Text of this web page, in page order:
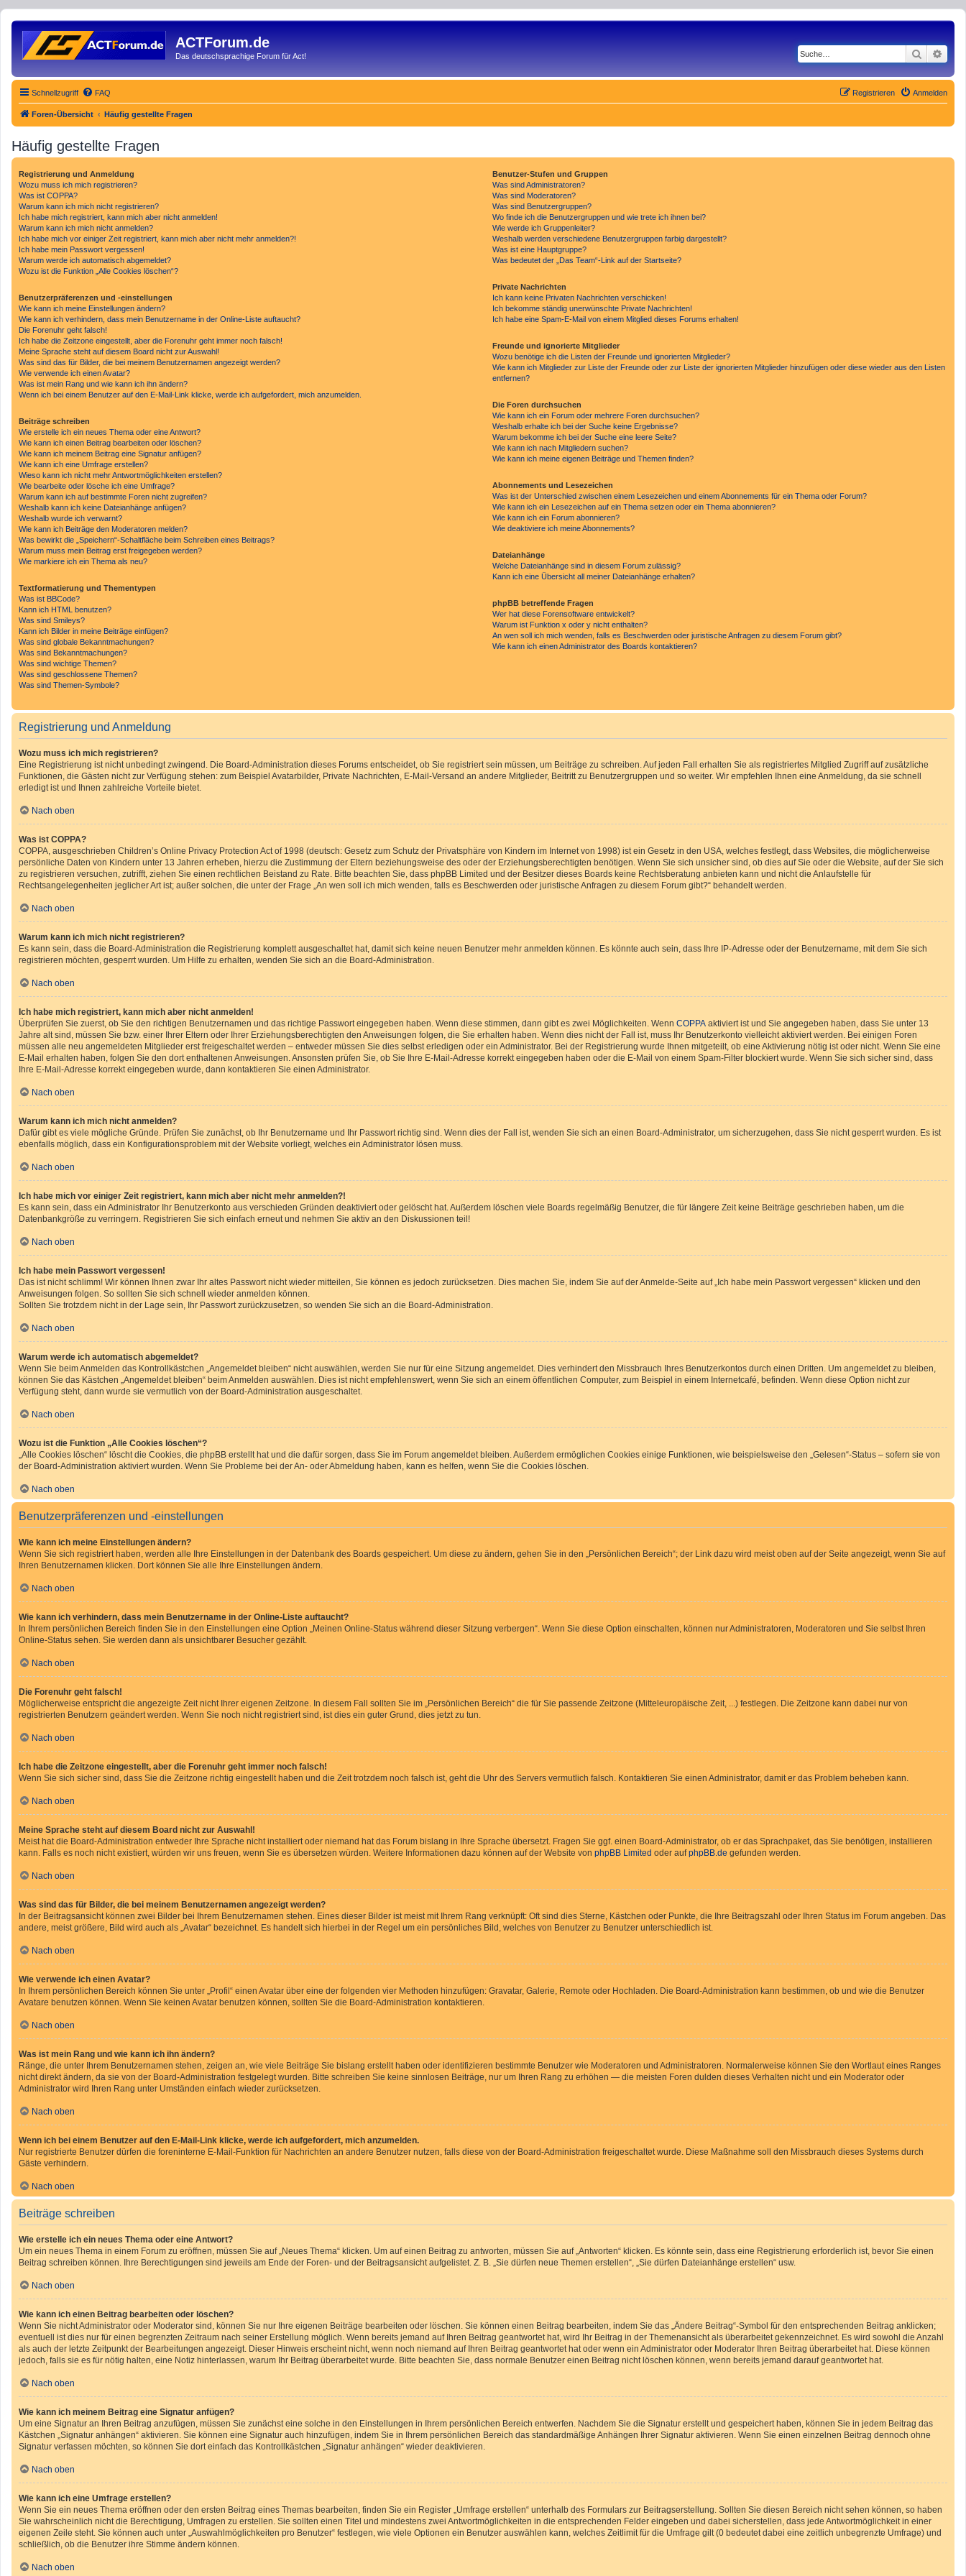
ACTForum.de
Das deutschsprachige Forum für Act! Suche
Schnellzugriff FAQ Anmelden
Registrieren
Foren-Übersicht Häufig gestellte Fragen
Häufig gestellte Fragen
Registrierung und Anmeldung
Wozu muss ich mich registrieren?
Was ist COPPA?
Warum kann ich mich nicht registrieren?
Ich habe mich registriert, kann mich aber nicht anmelden!
Warum kann ich mich nicht anmelden?
Ich habe mich vor einiger Zeit registriert, kann mich aber nicht mehr anmelden?!
Ich habe mein Passwort vergessen!
Warum werde ich automatisch abgemeldet?
Wozu ist die Funktion „Alle Cookies löschen“?
Benutzerpräferenzen und -einstellungen
Wie kann ich meine Einstellungen ändern?
Wie kann ich verhindern, dass mein Benutzername in der Online-Liste auftaucht?
Die Forenuhr geht falsch!
Ich habe die Zeitzone eingestellt, aber die Forenuhr geht immer noch falsch!
Meine Sprache steht auf diesem Board nicht zur Auswahl!
Was sind das für Bilder, die bei meinem Benutzernamen angezeigt werden?
Wie verwende ich einen Avatar?
Was ist mein Rang und wie kann ich ihn ändern?
Wenn ich bei einem Benutzer auf den E-Mail-Link klicke, werde ich aufgefordert, mich anzumelden.
Beiträge schreiben
Wie erstelle ich ein neues Thema oder eine Antwort?
Wie kann ich einen Beitrag bearbeiten oder löschen?
Wie kann ich meinem Beitrag eine Signatur anfügen?
Wie kann ich eine Umfrage erstellen?
Wieso kann ich nicht mehr Antwortmöglichkeiten erstellen?
Wie bearbeite oder lösche ich eine Umfrage?
Warum kann ich auf bestimmte Foren nicht zugreifen?
Weshalb kann ich keine Dateianhänge anfügen?
Weshalb wurde ich verwarnt?
Wie kann ich Beiträge den Moderatoren melden?
Was bewirkt die „Speichern“-Schaltfläche beim Schreiben eines Beitrags?
Warum muss mein Beitrag erst freigegeben werden?
Wie markiere ich ein Thema als neu?
Textformatierung und Thementypen
Was ist BBCode?
Kann ich HTML benutzen?
Was sind Smileys?
Kann ich Bilder in meine Beiträge einfügen?
Was sind globale Bekanntmachungen?
Was sind Bekanntmachungen?
Was sind wichtige Themen?
Was sind geschlossene Themen?
Was sind Themen-Symbole?
Benutzer-Stufen und Gruppen
Was sind Administratoren?
Was sind Moderatoren?
Was sind Benutzergruppen?
Wo finde ich die Benutzergruppen und wie trete ich ihnen bei?
Wie werde ich Gruppenleiter?
Weshalb werden verschiedene Benutzergruppen farbig dargestellt?
Was ist eine Hauptgruppe?
Was bedeutet der „Das Team“-Link auf der Startseite?
Private Nachrichten
Ich kann keine Privaten Nachrichten verschicken!
Ich bekomme ständig unerwünschte Private Nachrichten!
Ich habe eine Spam-E-Mail von einem Mitglied dieses Forums erhalten!
Freunde und ignorierte Mitglieder
Wozu benötige ich die Listen der Freunde und ignorierten Mitglieder?
Wie kann ich Mitglieder zur Liste der Freunde oder zur Liste der ignorierten Mitglieder hinzufügen oder diese wieder aus den Listen
entfernen?
Die Foren durchsuchen
Wie kann ich ein Forum oder mehrere Foren durchsuchen?
Weshalb erhalte ich bei der Suche keine Ergebnisse?
Warum bekomme ich bei der Suche eine leere Seite?
Wie kann ich nach Mitgliedern suchen?
Wie kann ich meine eigenen Beiträge und Themen finden?
Abonnements und Lesezeichen
Was ist der Unterschied zwischen einem Lesezeichen und einem Abonnements für ein Thema oder Forum?
Wie kann ich ein Lesezeichen auf ein Thema setzen oder ein Thema abonnieren?
Wie kann ich ein Forum abonnieren?
Wie deaktiviere ich meine Abonnements?
Dateianhänge
Welche Dateianhänge sind in diesem Forum zulässig?
Kann ich eine Übersicht all meiner Dateianhänge erhalten?
phpBB betreffende Fragen
Wer hat diese Forensoftware entwickelt?
Warum ist Funktion x oder y nicht enthalten?
An wen soll ich mich wenden, falls es Beschwerden oder juristische Anfragen zu diesem Forum gibt?
Wie kann ich einen Administrator des Boards kontaktieren?
Registrierung und Anmeldung
Wozu muss ich mich registrieren?
Eine Registrierung ist nicht unbedingt zwingend. Die Board-Administration dieses Forums entscheidet, ob Sie registriert sein müssen, um Beiträge zu schreiben. Auf jeden Fall erhalten Sie als registriertes Mitglied Zugriff auf zusätzliche
Funktionen, die Gästen nicht zur Verfügung stehen: zum Beispiel Avatarbilder, Private Nachrichten, E-Mail-Versand an andere Mitglieder, Beitritt zu Benutzergruppen und so weiter. Wir empfehlen Ihnen eine Anmeldung, da sie schnell
erledigt ist und Ihnen zahlreiche Vorteile bietet.
Nach oben
Was ist COPPA?
COPPA, ausgeschrieben Children’s Online Privacy Protection Act of 1998 (deutsch: Gesetz zum Schutz der Privatsphäre von Kindern im Internet von 1998) ist ein Gesetz in den USA, welches festlegt, dass Websites, die möglicherweise
persönliche Daten von Kindern unter 13 Jahren erheben, hierzu die Zustimmung der Eltern beziehungsweise des oder der Erziehungsberechtigten benötigen. Wenn Sie sich unsicher sind, ob dies auf Sie oder die Website, auf der Sie sich
zu registrieren versuchen, zutrifft, ziehen Sie einen rechtlichen Beistand zu Rate. Bitte beachten Sie, dass phpBB Limited und der Besitzer dieses Boards keine Rechtsberatung anbieten kann und nicht die Anlaufstelle für
Rechtsangelegenheiten jeglicher Art ist; außer solchen, die unter der Frage „An wen soll ich mich wenden, falls es Beschwerden oder juristische Anfragen zu diesem Forum gibt?“ behandelt werden.
Nach oben
Warum kann ich mich nicht registrieren?
Es kann sein, dass die Board-Administration die Registrierung komplett ausgeschaltet hat, damit sich keine neuen Benutzer mehr anmelden können. Es könnte auch sein, dass Ihre IP-Adresse oder der Benutzername, mit dem Sie sich
registrieren möchten, gesperrt wurden. Um Hilfe zu erhalten, wenden Sie sich an die Board-Administration.
Nach oben
Ich habe mich registriert, kann mich aber nicht anmelden!
Überprüfen Sie zuerst, ob Sie den richtigen Benutzernamen und das richtige Passwort eingegeben haben. Wenn diese stimmen, dann gibt es zwei Möglichkeiten. Wenn COPPA aktiviert ist und Sie angegeben haben, dass Sie unter 13
Jahre alt sind, müssen Sie bzw. einer Ihrer Eltern oder Ihrer Erziehungsberechtigten den Anweisungen folgen, die Sie erhalten haben. Wenn dies nicht der Fall ist, muss Ihr Benutzerkonto vielleicht aktiviert werden. Bei einigen Foren
müssen alle neu angemeldeten Mitglieder erst freigeschaltet werden – entweder müssen Sie dies selbst erledigen oder ein Administrator. Bei der Registrierung wurde Ihnen mitgeteilt, ob eine Aktivierung nötig ist oder nicht. Wenn Sie eine
E-Mail erhalten haben, folgen Sie den dort enthaltenen Anweisungen. Ansonsten prüfen Sie, ob Sie Ihre E-Mail-Adresse korrekt eingegeben haben oder die E-Mail von einem Spam-Filter blockiert wurde. Wenn Sie sich sicher sind, dass
Ihre E-Mail-Adresse korrekt eingegeben wurde, dann kontaktieren Sie einen Administrator.
Nach oben
Warum kann ich mich nicht anmelden?
Dafür gibt es viele mögliche Gründe. Prüfen Sie zunächst, ob Ihr Benutzername und Ihr Passwort richtig sind. Wenn dies der Fall ist, wenden Sie sich an einen Board-Administrator, um sicherzugehen, dass Sie nicht gesperrt wurden. Es ist
ebenfalls möglich, dass ein Konfigurationsproblem mit der Website vorliegt, welches ein Administrator lösen muss.
Nach oben
Ich habe mich vor einiger Zeit registriert, kann mich aber nicht mehr anmelden?!
Es kann sein, dass ein Administrator Ihr Benutzerkonto aus verschieden Gründen deaktiviert oder gelöscht hat. Außerdem löschen viele Boards regelmäßig Benutzer, die für längere Zeit keine Beiträge geschrieben haben, um die
Datenbankgröße zu verringern. Registrieren Sie sich einfach erneut und nehmen Sie aktiv an den Diskussionen teil!
Nach oben
Ich habe mein Passwort vergessen!
Das ist nicht schlimm! Wir können Ihnen zwar Ihr altes Passwort nicht wieder mitteilen, Sie können es jedoch zurücksetzen. Dies machen Sie, indem Sie auf der Anmelde-Seite auf „Ich habe mein Passwort vergessen“ klicken und den
Anweisungen folgen. So sollten Sie sich schnell wieder anmelden können.
Sollten Sie trotzdem nicht in der Lage sein, Ihr Passwort zurückzusetzen, so wenden Sie sich an die Board-Administration.
Nach oben
Warum werde ich automatisch abgemeldet?
Wenn Sie beim Anmelden das Kontrollkästchen „Angemeldet bleiben“ nicht auswählen, werden Sie nur für eine Sitzung angemeldet. Dies verhindert den Missbrauch Ihres Benutzerkontos durch einen Dritten. Um angemeldet zu bleiben,
können Sie das Kästchen „Angemeldet bleiben“ beim Anmelden auswählen. Dies ist nicht empfehlenswert, wenn Sie sich an einem öffentlichen Computer, zum Beispiel in einem Internetcafé, befinden. Wenn diese Option nicht zur
Verfügung steht, dann wurde sie vermutlich von der Board-Administration ausgeschaltet.
Nach oben
Wozu ist die Funktion „Alle Cookies löschen“?
„Alle Cookies löschen“ löscht die Cookies, die phpBB erstellt hat und die dafür sorgen, dass Sie im Forum angemeldet bleiben. Außerdem ermöglichen Cookies einige Funktionen, wie beispielsweise den „Gelesen“-Status – sofern sie von
der Board-Administration aktiviert wurden. Wenn Sie Probleme bei der An- oder Abmeldung haben, kann es helfen, wenn Sie die Cookies löschen.
Nach oben
Benutzerpräferenzen und -einstellungen
Wie kann ich meine Einstellungen ändern?
Wenn Sie sich registriert haben, werden alle Ihre Einstellungen in der Datenbank des Boards gespeichert. Um diese zu ändern, gehen Sie in den „Persönlichen Bereich“; der Link dazu wird meist oben auf der Seite angezeigt, wenn Sie auf
Ihren Benutzernamen klicken. Dort können Sie alle Ihre Einstellungen ändern.
Nach oben
Wie kann ich verhindern, dass mein Benutzername in der Online-Liste auftaucht?
In Ihrem persönlichen Bereich finden Sie in den Einstellungen eine Option „Meinen Online-Status während dieser Sitzung verbergen“. Wenn Sie diese Option einschalten, können nur Administratoren, Moderatoren und Sie selbst Ihren
Online-Status sehen. Sie werden dann als unsichtbarer Besucher gezählt.
Nach oben
Die Forenuhr geht falsch!
Möglicherweise entspricht die angezeigte Zeit nicht Ihrer eigenen Zeitzone. In diesem Fall sollten Sie im „Persönlichen Bereich“ die für Sie passende Zeitzone (Mitteleuropäische Zeit, ...) festlegen. Die Zeitzone kann dabei nur von
registrierten Benutzern geändert werden. Wenn Sie noch nicht registriert sind, ist dies ein guter Grund, dies jetzt zu tun.
Nach oben
Ich habe die Zeitzone eingestellt, aber die Forenuhr geht immer noch falsch!
Wenn Sie sich sicher sind, dass Sie die Zeitzone richtig eingestellt haben und die Zeit trotzdem noch falsch ist, geht die Uhr des Servers vermutlich falsch. Kontaktieren Sie einen Administrator, damit er das Problem beheben kann.
Nach oben
Meine Sprache steht auf diesem Board nicht zur Auswahl!
Meist hat die Board-Administration entweder Ihre Sprache nicht installiert oder niemand hat das Forum bislang in Ihre Sprache übersetzt. Fragen Sie ggf. einen Board-Administrator, ob er das Sprachpaket, das Sie benötigen, installieren
kann. Falls es noch nicht existiert, würden wir uns freuen, wenn Sie es übersetzen würden. Weitere Informationen dazu können auf der Website von phpBB Limited oder aufphpBB.de gefunden werden.
Nach oben
Was sind das für Bilder, die bei meinem Benutzernamen angezeigt werden?
In der Beitragsansicht können zwei Bilder bei Ihrem Benutzernamen stehen. Eines dieser Bilder ist meist mit Ihrem Rang verknüpft: Oft sind dies Sterne, Kästchen oder Punkte, die Ihre Beitragszahl oder Ihren Status im Forum angeben. Das
andere, meist größere, Bild wird auch als „Avatar“ bezeichnet. Es handelt sich hierbei in der Regel um ein persönliches Bild, welches von Benutzer zu Benutzer unterschiedlich ist.
Nach oben
Wie verwende ich einen Avatar?
In Ihrem persönlichen Bereich können Sie unter „Profil“ einen Avatar über eine der folgenden vier Methoden hinzufügen: Gravatar, Galerie, Remote oder Hochladen. Die Board-Administration kann bestimmen, ob und wie die Benutzer
Avatare benutzen können. Wenn Sie keinen Avatar benutzen können, sollten Sie die Board-Administration kontaktieren.
Nach oben
Was ist mein Rang und wie kann ich ihn ändern?
Ränge, die unter Ihrem Benutzernamen stehen, zeigen an, wie viele Beiträge Sie bislang erstellt haben oder identifizieren bestimmte Benutzer wie Moderatoren und Administratoren. Normalerweise können Sie den Wortlaut eines Ranges
nicht direkt ändern, da sie von der Board-Administration festgelegt wurden. Bitte schreiben Sie keine sinnlosen Beiträge, nur um Ihren Rang zu erhöhen — die meisten Foren dulden dieses Verhalten nicht und ein Moderator oder
Administrator wird Ihren Rang unter Umständen einfach wieder zurücksetzen.
Nach oben
Wenn ich bei einem Benutzer auf den E-Mail-Link klicke, werde ich aufgefordert, mich anzumelden.
Nur registrierte Benutzer dürfen die foreninterne E-Mail-Funktion für Nachrichten an andere Benutzer nutzen, falls diese von der Board-Administration freigeschaltet wurde. Diese Maßnahme soll den Missbrauch dieses Systems durch
Gäste verhindern.
Nach oben
Beiträge schreiben
Wie erstelle ich ein neues Thema oder eine Antwort?
Um ein neues Thema in einem Forum zu eröffnen, müssen Sie auf „Neues Thema“ klicken. Um auf einen Beitrag zu antworten, müssen Sie auf „Antworten“ klicken. Es könnte sein, dass eine Registrierung erforderlich ist, bevor Sie einen
Beitrag schreiben können. Ihre Berechtigungen sind jeweils am Ende der Foren- und der Beitragsansicht aufgelistet. Z. B. „Sie dürfen neue Themen erstellen“, „Sie dürfen Dateianhänge erstellen“ usw.
Nach oben
Wie kann ich einen Beitrag bearbeiten oder löschen?
Wenn Sie nicht Administrator oder Moderator sind, können Sie nur Ihre eigenen Beiträge bearbeiten oder löschen. Sie können einen Beitrag bearbeiten, indem Sie das „Ändere Beitrag“-Symbol für den entsprechenden Beitrag anklicken;
eventuell ist dies nur für einen begrenzten Zeitraum nach seiner Erstellung möglich. Wenn bereits jemand auf Ihren Beitrag geantwortet hat, wird Ihr Beitrag in der Themenansicht als überarbeitet gekennzeichnet. Es wird sowohl die Anzahl
als auch der letzte Zeitpunkt der Bearbeitungen angezeigt. Dieser Hinweis erscheint nicht, wenn noch niemand auf Ihren Beitrag geantwortet hat oder wenn ein Administrator oder Moderator Ihren Beitrag überarbeitet hat. Diese können
jedoch, falls sie es für nötig halten, eine Notiz hinterlassen, warum Ihr Beitrag überarbeitet wurde. Bitte beachten Sie, dass normale Benutzer einen Beitrag nicht löschen können, wenn bereits jemand darauf geantwortet hat.
Nach oben
Wie kann ich meinem Beitrag eine Signatur anfügen?
Um eine Signatur an Ihren Beitrag anzufügen, müssen Sie zunächst eine solche in den Einstellungen in Ihrem persönlichen Bereich entwerfen. Nachdem Sie die Signatur erstellt und gespeichert haben, können Sie in jedem Beitrag das
Kästchen „Signatur anhängen“ aktivieren. Sie können eine Signatur auch hinzufügen, indem Sie in Ihrem persönlichen Bereich das standardmäßige Anhängen Ihrer Signatur aktivieren. Wenn Sie einen einzelnen Beitrag dennoch ohne
Signatur verfassen möchten, so können Sie dort einfach das Kontrollkästchen „Signatur anhängen“ wieder deaktivieren.
Nach oben
Wie kann ich eine Umfrage erstellen?
Wenn Sie ein neues Thema eröffnen oder den ersten Beitrag eines Themas bearbeiten, finden Sie ein Register „Umfrage erstellen“ unterhalb des Formulars zur Beitragserstellung. Sollten Sie diesen Bereich nicht sehen können, so haben
Sie wahrscheinlich nicht die Berechtigung, Umfragen zu erstellen. Sie sollten einen Titel und mindestens zwei Antwortmöglichkeiten in die entsprechenden Felder eingeben und dabei sicherstellen, dass jede Antwortmöglichkeit in einer
eigenen Zeile steht. Sie können auch unter „Auswahlmöglichkeiten pro Benutzer“ festlegen, wie viele Optionen ein Benutzer auswählen kann, welches Zeitlimit für die Umfrage gilt (0 bedeutet dabei eine zeitlich unbegrenzte Umfrage) und
schließlich, ob die Benutzer ihre Stimme ändern können.
Nach oben